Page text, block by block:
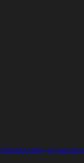
Политика конфиденциальности